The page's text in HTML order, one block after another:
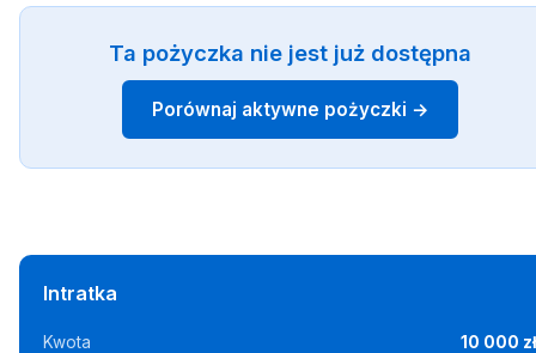
Ta pożyczka nie jest już dostępna
Porównaj aktywne pożyczki →
Intratka
Kwota 10 000 zł